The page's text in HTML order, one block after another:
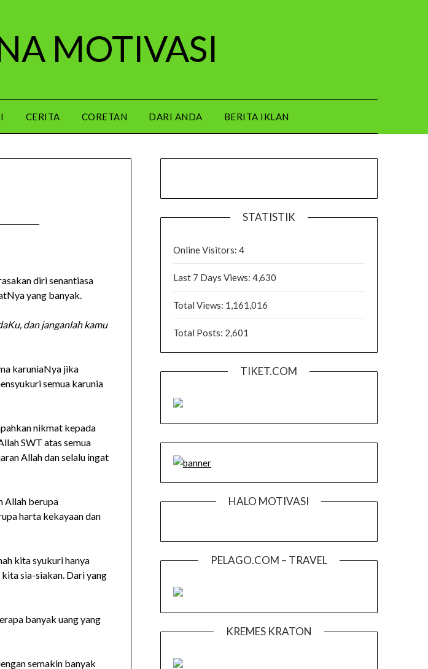
MOTIVASI
CERITA CORETAN DARI ANDA BERITA IKLAN
diri senantiasa
yang banyak.
dan janganlah kamu
karuniaNya jika
semua karunia
nikmat kepada
SWT atas semua
Allah dan selalu ingat
Allah berupa
harta kekayaan dan
kita syukuri hanya
sia-siakan. Dari yang
banyak uang yang
semakin banyak
STATISTIK
Online Visitors: 4
Last 7 Days Views: 4,630
Total Views: 1,161,016
Total Posts: 2,601
TIKET.COM
HALO MOTIVASI
PELAGO.COM – TRAVEL
KREMES KRATON